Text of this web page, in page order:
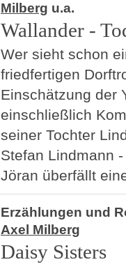
Milberg u.a.
Wallander -
Wer sieht schon
friedfertigen
Einschätzung der
einschließlich
seiner Tochter
Stefan Lindmann
Jöran überfällt
Erzählungen und
Axel Milberg
Daisy Sisters